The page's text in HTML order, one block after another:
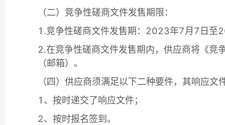
（二）竞争性磋商文件发售期限：
1.竞争性磋商文件发售期：2023年7月7日
2.在竞争性磋商文件发售期内，供应商将《
（邮箱）。
（四）供应商须满足以下二种要件，其响应文
1、按时递交了响应文件；
2、按时报名签到。